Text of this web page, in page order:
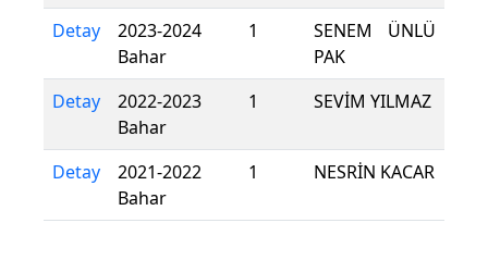
Detay
2023-2024
Bahar
1
SENEM ÜNLÜ
PAK
Detay
2022-2023
Bahar
1 SEVİM YILMAZ
Detay
2021-2022
Bahar
1 NESRİN KACAR